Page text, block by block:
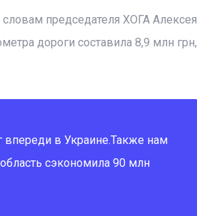
председателя ХОГА Алексея
дороги составила 8,9 млн грн,
впереди в Украине.Также нам
сэкономила 90 млн